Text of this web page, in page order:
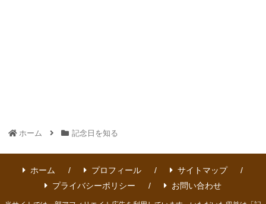
ホーム 記念日を知る
ホーム プロフィール
サイトマップ
プライバシーポリシー
お問い合わせ